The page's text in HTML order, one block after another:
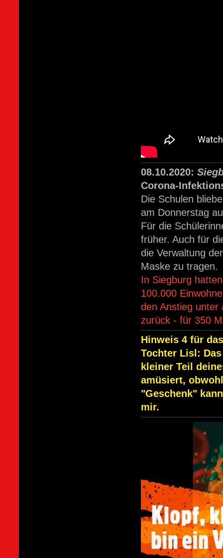
08.10.2020:
Corona-
Die Schulen
am Donnerstag
Für die
früher. Auch für
die Verwaltung
Maske zu tragen.
In Siegburg
100.000
den Anstieg unter
zurück - für 350
Hinweis 4 für
Tochter Lisl:
kleiner Teil
amüsiert,
"Geschenk"
mir.